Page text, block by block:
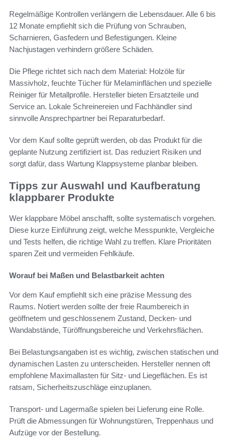
Regelmäßige Kontrollen verlängern die Lebensdauer. Alle 6 bis
12 Monate empfiehlt sich die Prüfung von Schrauben,
Scharnieren, Gasfedern und Befestigungen. Kleine
Nachjustagen verhindern größere Schäden.
Die Pflege richtet sich nach dem Material: Holzöle für
Massivholz, feuchte Tücher für Melaminflächen und spezielle
Reiniger für Metallprofile. Hersteller bieten Ersatzteile und
Service an. Lokale Schreinereien und Fachhändler sind
sinnvolle Ansprechpartner bei Reparaturbedarf.
Vor dem Kauf sollte geprüft werden, ob das Produkt für die
geplante Nutzung zertifiziert ist. Das reduziert Risiken und
sorgt dafür, dass Wartung Klappsysteme planbar bleiben.
Tipps zur Auswahl und Kaufberatung
klappbarer Produkte
Wer klappbare Möbel anschafft, sollte systematisch vorgehen.
Diese kurze Einführung zeigt, welche Messpunkte, Vergleiche
und Tests helfen, die richtige Wahl zu treffen. Klare Prioritäten
sparen Zeit und vermeiden Fehlkäufe.
Worauf bei Maßen und Belastbarkeit achten
Vor dem Kauf empfiehlt sich eine präzise Messung des
Raums. Notiert werden sollte der freie Raumbereich in
geöffnetem und geschlossenem Zustand, Decken- und
Wandabstände, Türöffnungsbereiche und Verkehrsflächen.
Bei Belastungsangaben ist es wichtig, zwischen statischen und
dynamischen Lasten zu unterscheiden. Hersteller nennen oft
empfohlene Maximallasten für Sitz- und Liegeflächen. Es ist
ratsam, Sicherheitszuschläge einzuplanen.
Transport- und Lagermaße spielen bei Lieferung eine Rolle.
Prüft die Abmessungen für Wohnungstüren, Treppenhaus und
Aufzüge vor der Bestellung.